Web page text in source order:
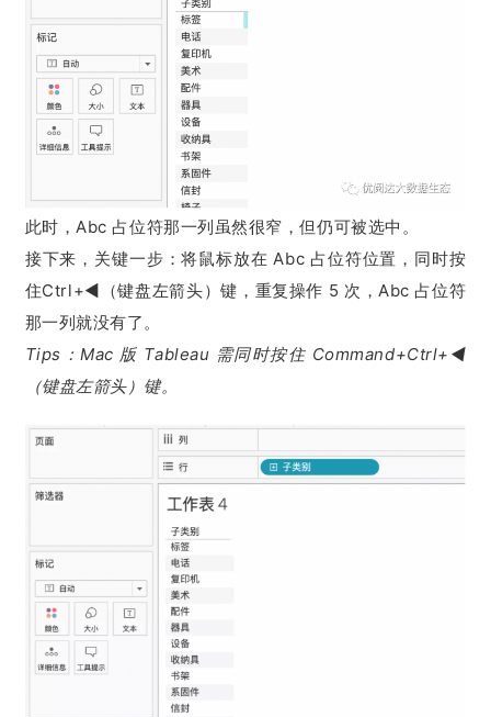
此时，Abc 占位符那一列虽然很窄，但仍可被选中。
接下来，关键一步：将鼠标放在 Abc 占位符位置，同时按
住Ctrl+◀（键盘左箭头）键，重复操作 5 次，Abc 占位符
那一列就没有了。
Tips：Mac 版 Tableau 需同时按住 Command+Ctrl+◀
（键盘左箭头）键。